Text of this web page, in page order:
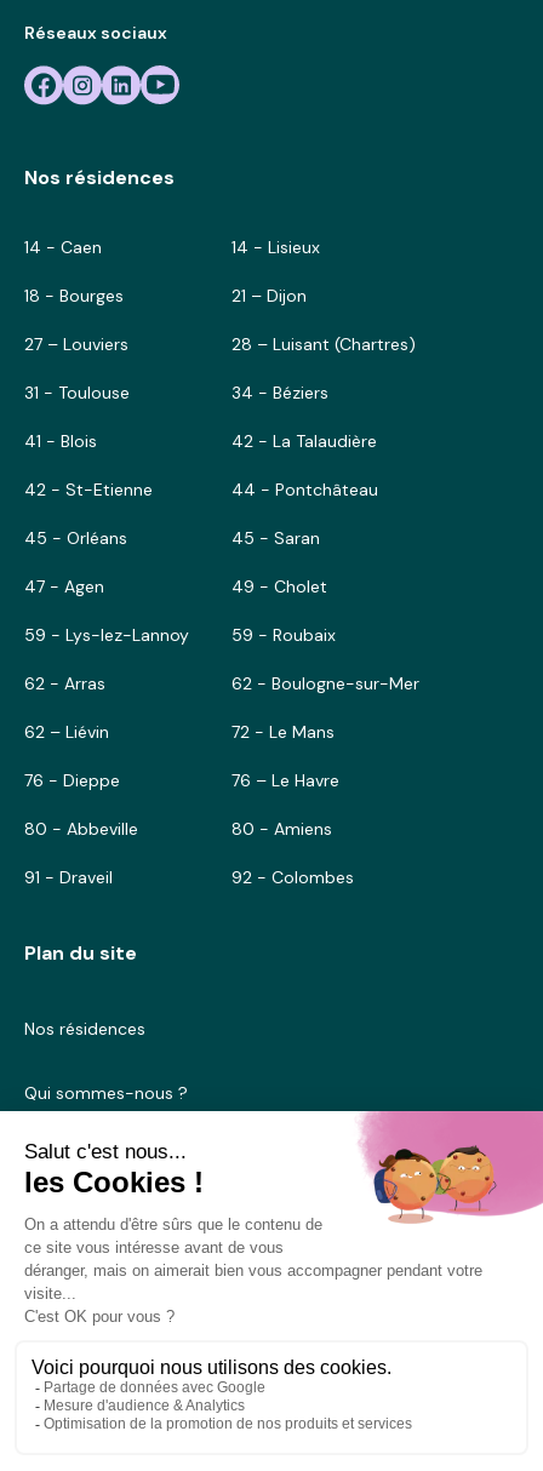
Réseaux sociaux
Nos résidences
14 - Caen 14 - Lisieux
18 - Bourges 21 – Dijon
27 – Louviers 28 – Luisant (Chartres)
31 - Toulouse 34 - Béziers
41 - Blois 42 - La Talaudière
42 - St-Etienne 44 - Pontchâteau
45 - Orléans 45 - Saran
47 - Agen 49 - Cholet
59 - Lys-lez-Lannoy 59 - Roubaix
62 - Arras 62 - Boulogne-sur-Mer
62 – Liévin 72 - Le Mans
76 - Dieppe 76 – Le Havre
80 - Abbeville 80 - Amiens
91 - Draveil 92 - Colombes
Plan du site
Nos résidences
Qui sommes-nous ?
Blog
Nous contacter
Conditions générales d’utilisation
Politique de cookies